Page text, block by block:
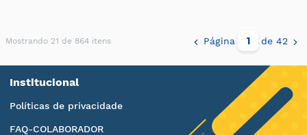
Mostrando 21 de 864 itens Página de 42
Institucional
Políticas de privacidade
FAQ-COLABORADOR